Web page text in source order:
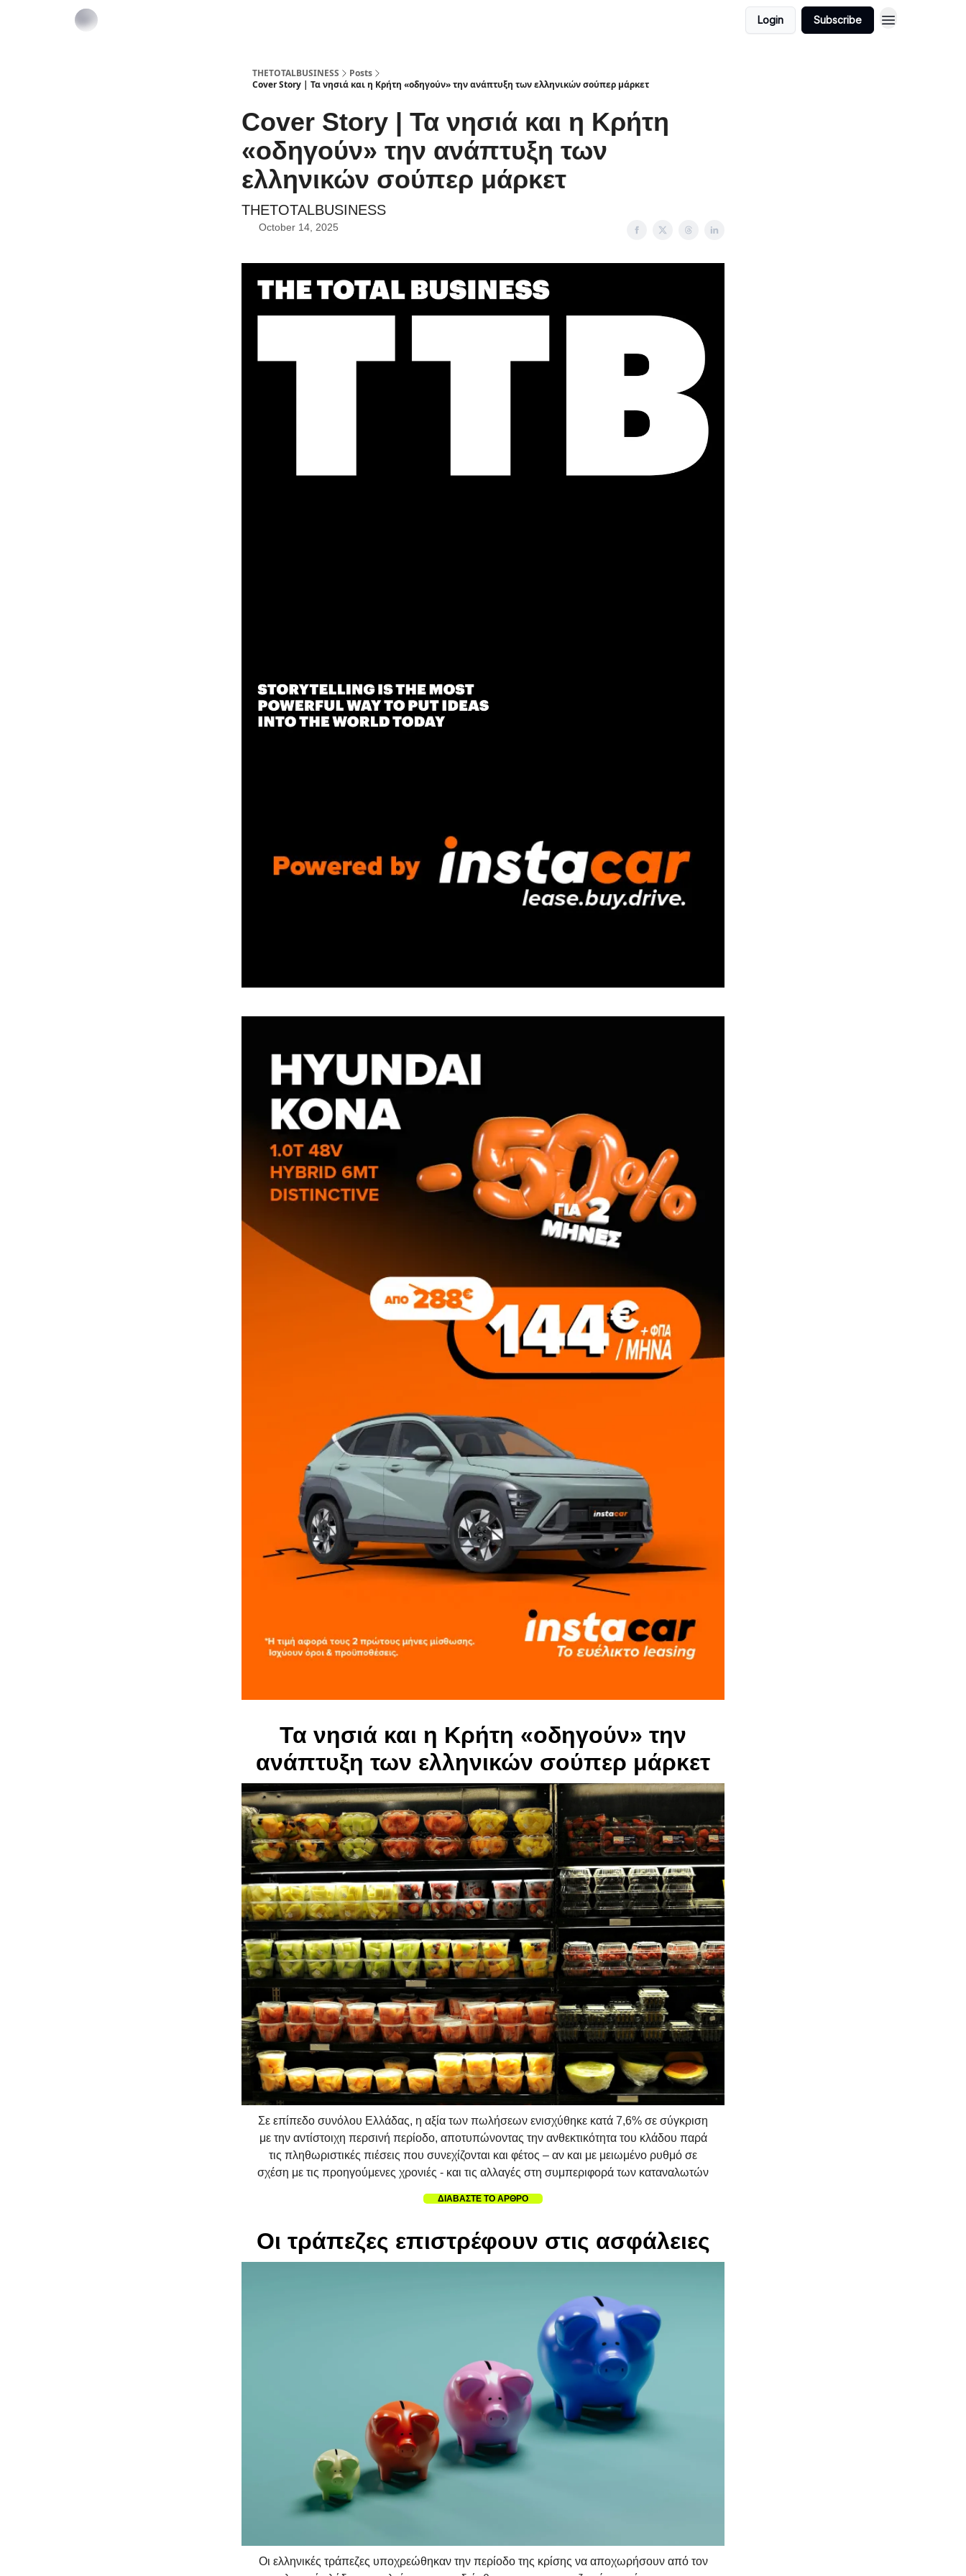
Login Subscribe
THETOTALBUSINESS
Posts
Cover Story | Τα νησιά και η Κρήτη «οδηγούν» την ανάπτυξη των ελληνικών σούπερ μάρκετ
Cover Story | Τα νησιά και η Κρήτη
«οδηγούν» την ανάπτυξη των
ελληνικών σούπερ μάρκετ
THETOTALBUSINESS
October 14, 2025
Τα νησιά και η Κρήτη «οδηγούν» την
ανάπτυξη των ελληνικών σούπερ μάρκετ
Σε επίπεδο συνόλου Ελλάδας, η αξία των πωλήσεων ενισχύθηκε κατά 7,6% σε σύγκριση
με την αντίστοιχη περσινή περίοδο, αποτυπώνοντας την ανθεκτικότητα του κλάδου παρά
τις πληθωριστικές πιέσεις που συνεχίζονται και φέτος – αν και με μειωμένο ρυθμό σε
σχέση με τις προηγούμενες χρονιές - και τις αλλαγές στη συμπεριφορά των καταναλωτών
ΔΙΑΒΑΣΤΕ ΤΟ ΑΡΘΡΟ
Οι τράπεζες επιστρέφουν στις ασφάλειες
Οι ελληνικές τράπεζες υποχρεώθηκαν την περίοδο της κρίσης να αποχωρήσουν από τον